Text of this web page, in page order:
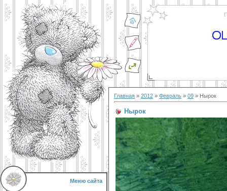
Меню сайта
Главная » 2012 » Февраль » 09 » Нырок
Нырок